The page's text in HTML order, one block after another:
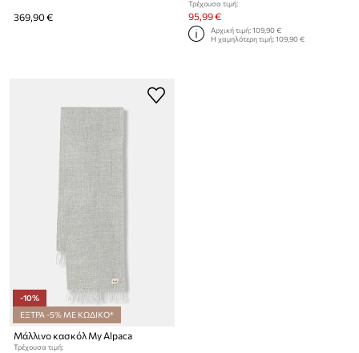
369,90 €
Τρέχουσα τιμή:
95,99 €
Αρχική τιμή:109,90 €
Η χαμηλότερη τιμή:109,90 €
-10%
ΕΞΤΡΑ -5% ΜΕ ΚΩΔΙΚΟ*
Μάλλινο κασκόλ My Alpaca
Τρέχουσα τιμή: